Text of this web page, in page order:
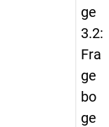
ge
3.2:
Fra
ge
bo
ge